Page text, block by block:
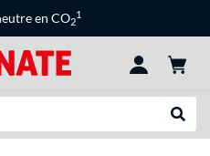
en CO2
1